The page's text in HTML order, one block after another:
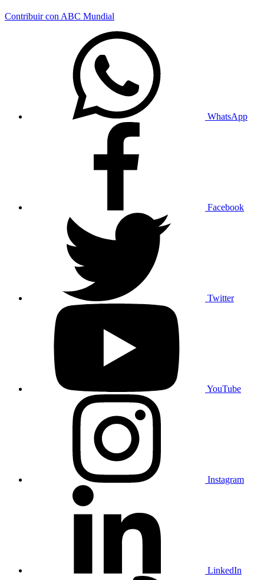
Contribuir con ABC Mundial
WhatsApp
Facebook
Twitter
YouTube
Instagram
LinkedIn